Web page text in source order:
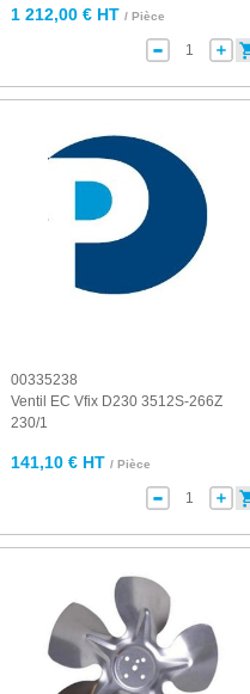
1 212,00 € HT / Pièce
00335238
Ventil EC Vfix D230 3512S-266Z
230/1
141,10 € HT / Pièce